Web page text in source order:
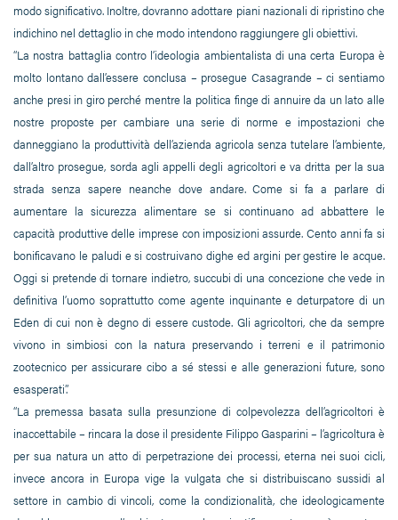
modo significativo. Inoltre, dovranno adottare piani nazionali di ripristino che
indichino nel dettaglio in che modo intendono raggiungere gli obiettivi.
“La nostra battaglia contro l’ideologia ambientalista di una certa Europa è
molto lontano dall’essere conclusa – prosegue Casagrande – ci sentiamo
anche presi in giro perché mentre la politica finge di annuire da un lato alle
nostre proposte per cambiare una serie di norme e impostazioni che
danneggiano la produttività dell’azienda agricola senza tutelare l’ambiente,
dall’altro prosegue, sorda agli appelli degli agricoltori e va dritta per la sua
strada senza sapere neanche dove andare. Come si fa a parlare di
aumentare la sicurezza alimentare se si continuano ad abbattere le
capacità produttive delle imprese con imposizioni assurde. Cento anni fa si
bonificavano le paludi e si costruivano dighe ed argini per gestire le acque.
Oggi si pretende di tornare indietro, succubi di una concezione che vede in
definitiva l’uomo soprattutto come agente inquinante e deturpatore di un
Eden di cui non è degno di essere custode. Gli agricoltori, che da sempre
vivono in simbiosi con la natura preservando i terreni e il patrimonio
zootecnico per assicurare cibo a sé stessi e alle generazioni future, sono
esasperati”.
“La premessa basata sulla presunzione di colpevolezza dell’agricoltori è
inaccettabile – rincara la dose il presidente Filippo Gasparini – l’agricoltura è
per sua natura un atto di perpetrazione dei processi, eterna nei suoi cicli,
invece ancora in Europa vige la vulgata che si distribuiscano sussidi al
settore in cambio di vincoli, come la condizionalità, che ideologicamente